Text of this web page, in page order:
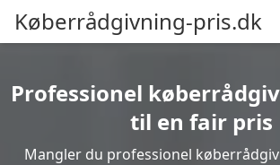
Køberrådgivning-pris.dk
Professionel
til en fair pris
Mangler du professionel